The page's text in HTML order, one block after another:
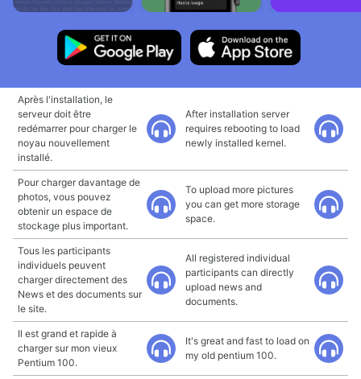
Après l'installation, le
serveur doit être
redémarrer pour charger le
noyau nouvellement
installé.
After installation server
requires rebooting to load
newly installed kernel.
Pour charger davantage de
photos, vous pouvez
obtenir un espace de
stockage plus important.
To upload more pictures
you can get more storage
space.
Tous les participants
individuels peuvent
charger directement des
News et des documents sur
le site.
All registered individual
participants can directly
upload news and
documents.
Il est grand et rapide à
charger sur mon vieux
Pentium 100.
It's great and fast to load on
my old pentium 100.